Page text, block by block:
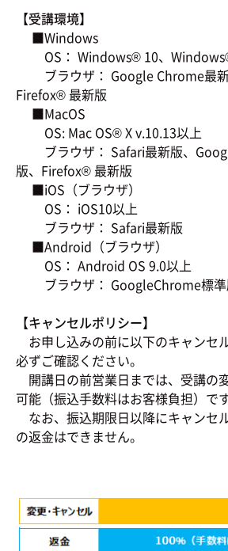
【受講環境】
■Windows
OS： Windows® 10、
ブラウザ： Google Chrome最新
Firefox® 最新版
■MacOS
OS: Mac OS® X v.10.13以上
ブラウザ： Safari最新版、
版、Firefox® 最新版
■iOS（ブラウザ）
OS： iOS10以上
ブラウザ： Safari最新版
■Android（ブラウザ）
OS： Android OS 9.0以上
ブラウザ： GoogleChrome標準
【キャンセルポリシー】
お申し込みの前に以下のキャンセ
必ずご確認ください。
開講日の前営業日までは、受講の
可能（振込手数料はお客様負担）です
なお、振込期限日以降にキャンセ
の返金はできません。